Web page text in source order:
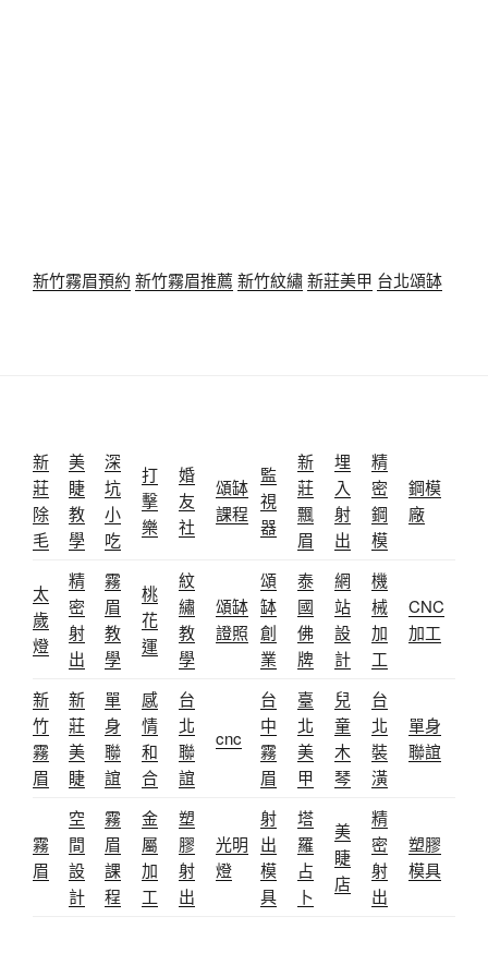
新竹霧眉預約 新竹霧眉推薦 新竹紋繡新莊美甲 台北頌缽
新
莊
除
毛
美
睫
教
學
深
坑
小
吃
打
擊
樂
婚
友
社
頌缽
課程
監
視
器
新
莊
飄
眉
埋
入
射
出
精
密
鋼
模
鋼模
廠
太
歲
燈
精
密
射
出
霧
眉
教
學
桃
花
運
紋
繡
教
學
頌缽
證照
頌
缽
創
業
泰
國
佛
牌
網
站
設
計
機
械
加
工
CNC
加工
新
竹
霧
眉
新
莊
美
睫
單
身
聯
誼
感
情
和
合
台
北
聯
誼
cnc
台
中
霧
眉
臺
北
美
甲
兒
童
木
琴
台
北
裝
潢
單身
聯誼
霧
眉
空
間
設
計
霧
眉
課
程
金
屬
加
工
塑
膠
射
出
光明
燈
射
出
模
具
塔
羅
占
卜
美
睫
店
精
密
射
出
塑膠
模具